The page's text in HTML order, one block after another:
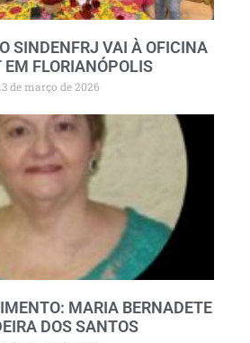
SINDENFRJ VAI À OFICINA
EM FLORIANÓPOLIS
de março de 2026
MARIA BERNADETE
DOS SANTOS